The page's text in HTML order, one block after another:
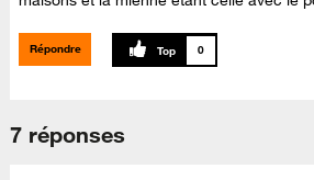
Répondre 0
7 réponses